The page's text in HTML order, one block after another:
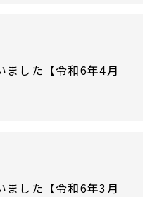
ました【令和6年4月
ました【令和6年3月